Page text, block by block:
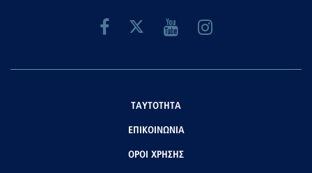
ΤΑΥΤΟΤΗΤΑ
ΕΠΙΚΟΙΝΩΝΙΑ
ΟΡΟΙ ΧΡΗΣΗΣ